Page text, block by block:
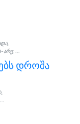
არე; ...
დროშა